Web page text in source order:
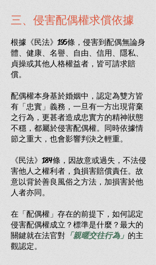
三、侵害配偶權求償依據
根據《民法》195條，侵害到配偶無論身
體、健康、名譽、自由、信用、隱私、
貞操或其他人格權益者，皆可請求賠
償。
配偶權本身基於婚姻中，認定為雙方皆
有「忠實」義務，一旦有一方出現背棄
之行為，更甚者造成忠實方的精神狀態
不穩，都屬於侵害配偶權。同時依據情
節之重大，也會影響判決之輕重。
《民法》184條，因故意或過失，不法侵
害他人之權利者，負損害賠償責任。故
意以背於善良風俗之方法，加損害於他
人者亦同。
在「配偶權」存在的前提下，如何認定
侵害配偶權成立？標準是什麼？最大的
關鍵就在法官對 「親暱交往行為」 的主
觀認定。